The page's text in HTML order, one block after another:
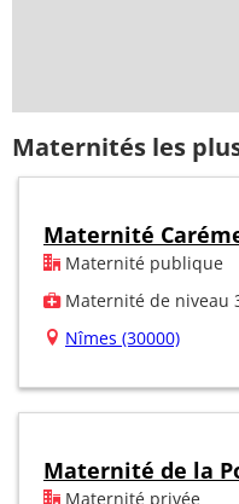
Maternités les
Maternité
Maternité publique
Maternité de niveau
Nîmes (30000)
Maternité de la
Maternité privée